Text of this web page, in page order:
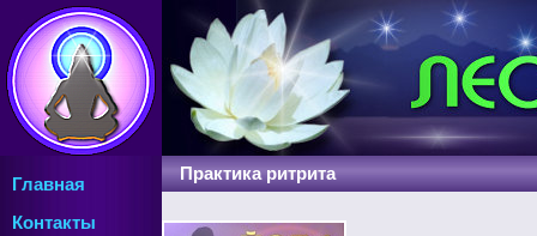
Главная
Контакты
Практика ритрита